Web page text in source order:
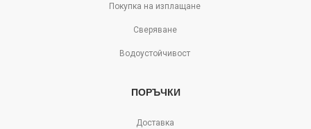
Покупка на изплащане
Сверяване
Водоустойчивост
ПОРЪЧКИ
Доставка